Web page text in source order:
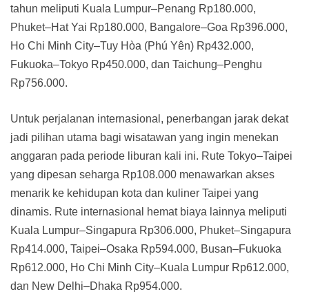
tahun meliputi Kuala Lumpur–Penang Rp180.000,
Phuket–Hat Yai Rp180.000, Bangalore–Goa Rp396.000,
Ho Chi Minh City–Tuy Hòa (Phú Yên) Rp432.000,
Fukuoka–Tokyo Rp450.000, dan Taichung–Penghu
Rp756.000.
Untuk perjalanan internasional, penerbangan jarak dekat
jadi pilihan utama bagi wisatawan yang ingin menekan
anggaran pada periode liburan kali ini. Rute Tokyo–Taipei
yang dipesan seharga Rp108.000 menawarkan akses
menarik ke kehidupan kota dan kuliner Taipei yang
dinamis. Rute internasional hemat biaya lainnya meliputi
Kuala Lumpur–Singapura Rp306.000, Phuket–Singapura
Rp414.000, Taipei–Osaka Rp594.000, Busan–Fukuoka
Rp612.000, Ho Chi Minh City–Kuala Lumpur Rp612.000,
dan New Delhi–Dhaka Rp954.000.